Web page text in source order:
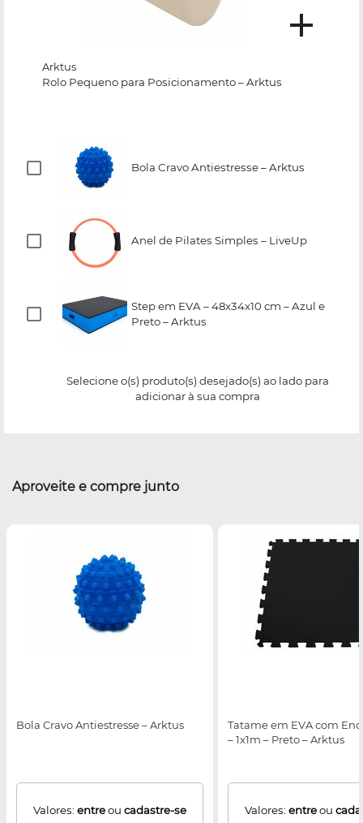
Arktus
Rolo Pequeno para Posicionamento – Arktus
Bola Cravo Antiestresse – Arktus
Anel de Pilates Simples – LiveUp
Step em EVA – 48x34x10 cm – Azul e
Preto – Arktus
Selecione o(s) produto(s) desejado(s) ao lado para
adicionar à sua compra
Aproveite e compre junto
Bola Cravo Antiestresse – Arktus
Valores: entreou cadastre-se
Tatame em EVA com
– 1x1m – Preto – Arktus
Valores: entreou